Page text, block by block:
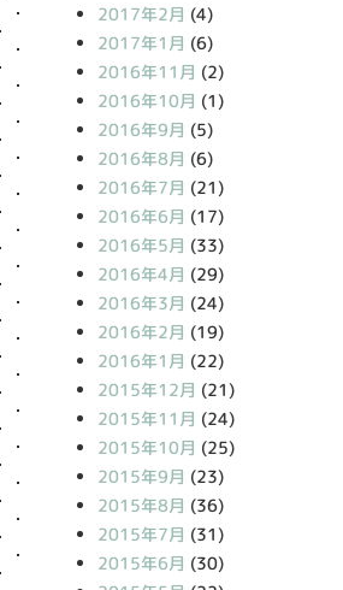
2017年2月 (4)
2017年1月 (6)
2016年11月 (2)
2016年10月 (1)
2016年9月 (5)
2016年8月 (6)
2016年7月 (21)
2016年6月 (17)
2016年5月 (33)
2016年4月 (29)
2016年3月 (24)
2016年2月 (19)
2016年1月 (22)
2015年12月 (21)
2015年11月 (24)
2015年10月 (25)
2015年9月 (23)
2015年8月 (36)
2015年7月 (31)
2015年6月 (30)